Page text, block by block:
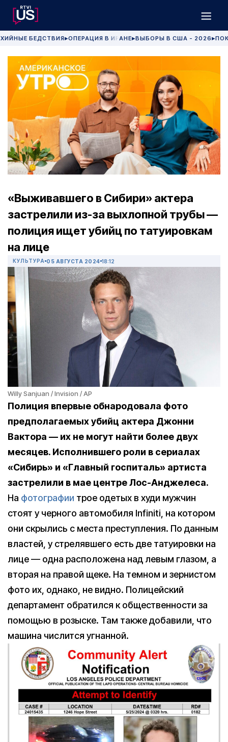
БЕДСТВИЯ▶ОПЕРАЦИЯ В ИРАНЕ▶ВЫБОРЫ В США - 2026 ▶
«Выживавшего в Сибири» актера
застрелили из-за выхлопной трубы —
полиция ищет убийц по татуировкам
на лице
КУЛЬТУРА 05 АВГУСТА 2024 18:12
Willy Sanjuan / Invision / AP
Полиция впервые обнародовала фото
предполагаемых убийц актера Джонни
Вактора — их не могут найти более двух
месяцев. Исполнившего роли в сериалах
«Сибирь» и «Главный госпиталь» артиста
застрелили в мае центре Лос-Анджелеса.
На фотографии трое одетых в худи мужчин
стоят у черного автомобиля Infiniti, на котором
они скрылись с места преступления. По данным
властей, у стрелявшего есть две татуировки на
лице — одна расположена над левым глазом, а
вторая на правой щеке. На темном и зернистом
фото их, однако, не видно. Полицейский
департамент обратился к общественности за
помощью в розыске. Там также добавили, что
машина числится угнанной.